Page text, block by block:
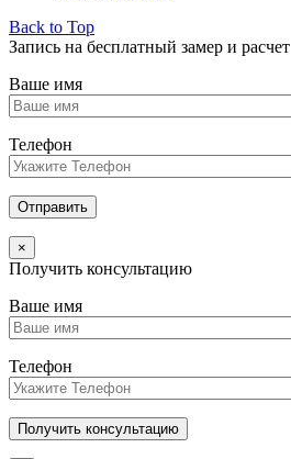
Back to Top
Запись на бесплатный замер и расчет
Ваше имя
Телефон
×
Получить консультацию
Ваше имя
Телефон